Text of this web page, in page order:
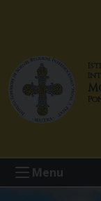
t
n
Menu